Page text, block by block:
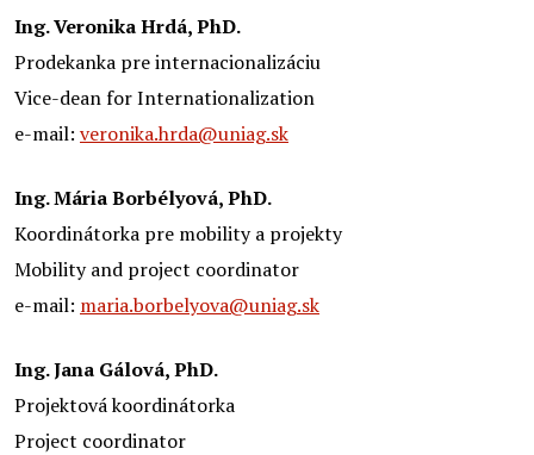
Ing. Veronika Hrdá, PhD.
Prodekanka pre internacionalizáciu
Vice-dean for Internationalization
e-mail: veronika.hrda@uniag.sk
Ing. Mária Borbélyová, PhD.
Koordinátorka pre mobility a projekty
Mobility and project coordinator
e-mail: maria.borbelyova@uniag.sk
Ing. Jana Gálová, PhD.
Projektová koordinátorka
Project coordinator